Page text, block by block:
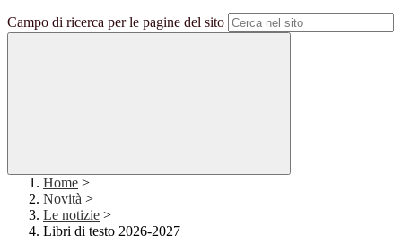
Campo di ricerca per le pagine del sito
Home >
Novità >
Le notizie >
Libri di testo 2026-2027